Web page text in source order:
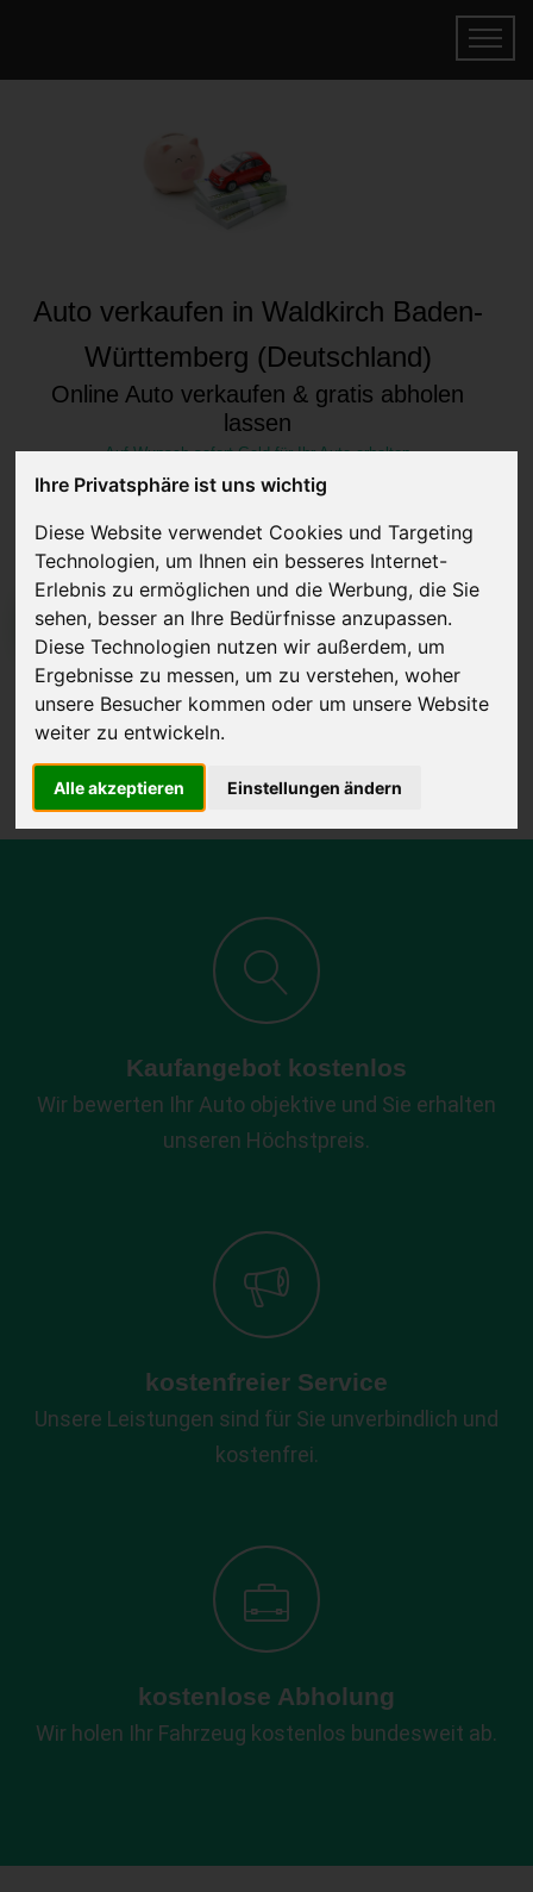
Ihre Privatsphäre ist uns wichtig
Diese Website verwendet Cookies und Targeting
Technologien, um Ihnen ein besseres Internet-
Erlebnis zu ermöglichen und die Werbung, die Sie
sehen, besser an Ihre Bedürfnisse anzupassen.
Diese Technologien nutzen wir außerdem, um
Ergebnisse zu messen, um zu verstehen, woher
unsere Besucher kommen oder um unsere Website
weiter zu entwickeln.
Alle akzeptieren Einstellungen ändern
Auto verkaufen in Waldkirch Baden-
Württemberg (Deutschland)
Online Auto verkaufen & gratis abholen
lassen
Auf Wunsch sofort Geld für Ihr Auto erhalten
JETZT KOSTENLOSE BEWERTUNG
Kostenloses Angebotfür den Ankauf Ihres Autos inklusive der
Abholung, auf Wunsch sofort Geld. Ihre Daten werden nicht mit Dritten
Wir garantieren 100% Sicherheit.
Kaufangebot kostenlos
Wir bewerten Ihr Auto objektive und Sie erhalten
unseren Höchstpreis.
kostenfreier Service
Unsere Leistungen sind für Sie unverbindlich und
kostenfrei.
kostenlose Abholung
Wir holen Ihr Fahrzeug kostenlos bundesweit ab.